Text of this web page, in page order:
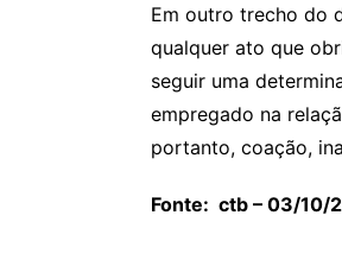
Em outro trecho do
qualquer ato que
seguir uma
empregado na
portanto, coação,
Fonte: ctb – 03/10/